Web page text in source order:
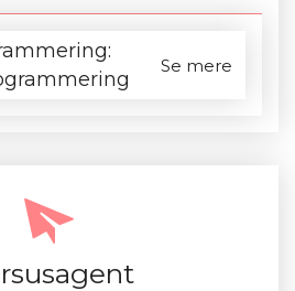
Se mere